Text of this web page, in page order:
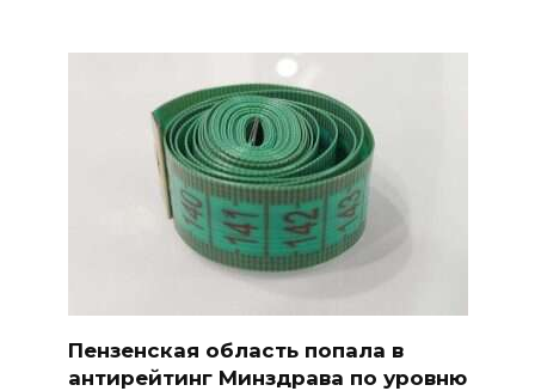
Пензенская область попала в
антирейтинг Минздрава по уровню